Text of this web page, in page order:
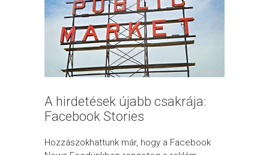
A hirdetések újabb csakrája:
Facebook Stories
Hozzászokhattunk már, hogy a Facebook